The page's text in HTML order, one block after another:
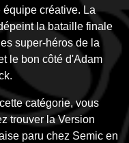
équipe créative. La
la bataille finale
super-héros de la
le bon côté d'Adam
catégorie, vous
trouver la Version
paru chez Semic en